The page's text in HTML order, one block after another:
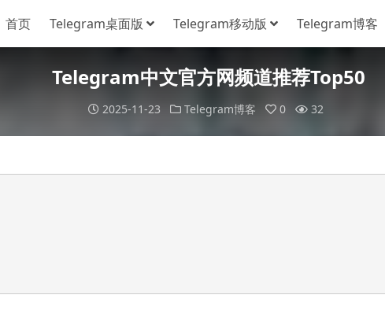
首页 Telegram桌面版 Telegram移动版 Telegram博客
Telegram中文官方网频道推荐Top50
2025-11-23 Telegram博客 0 32